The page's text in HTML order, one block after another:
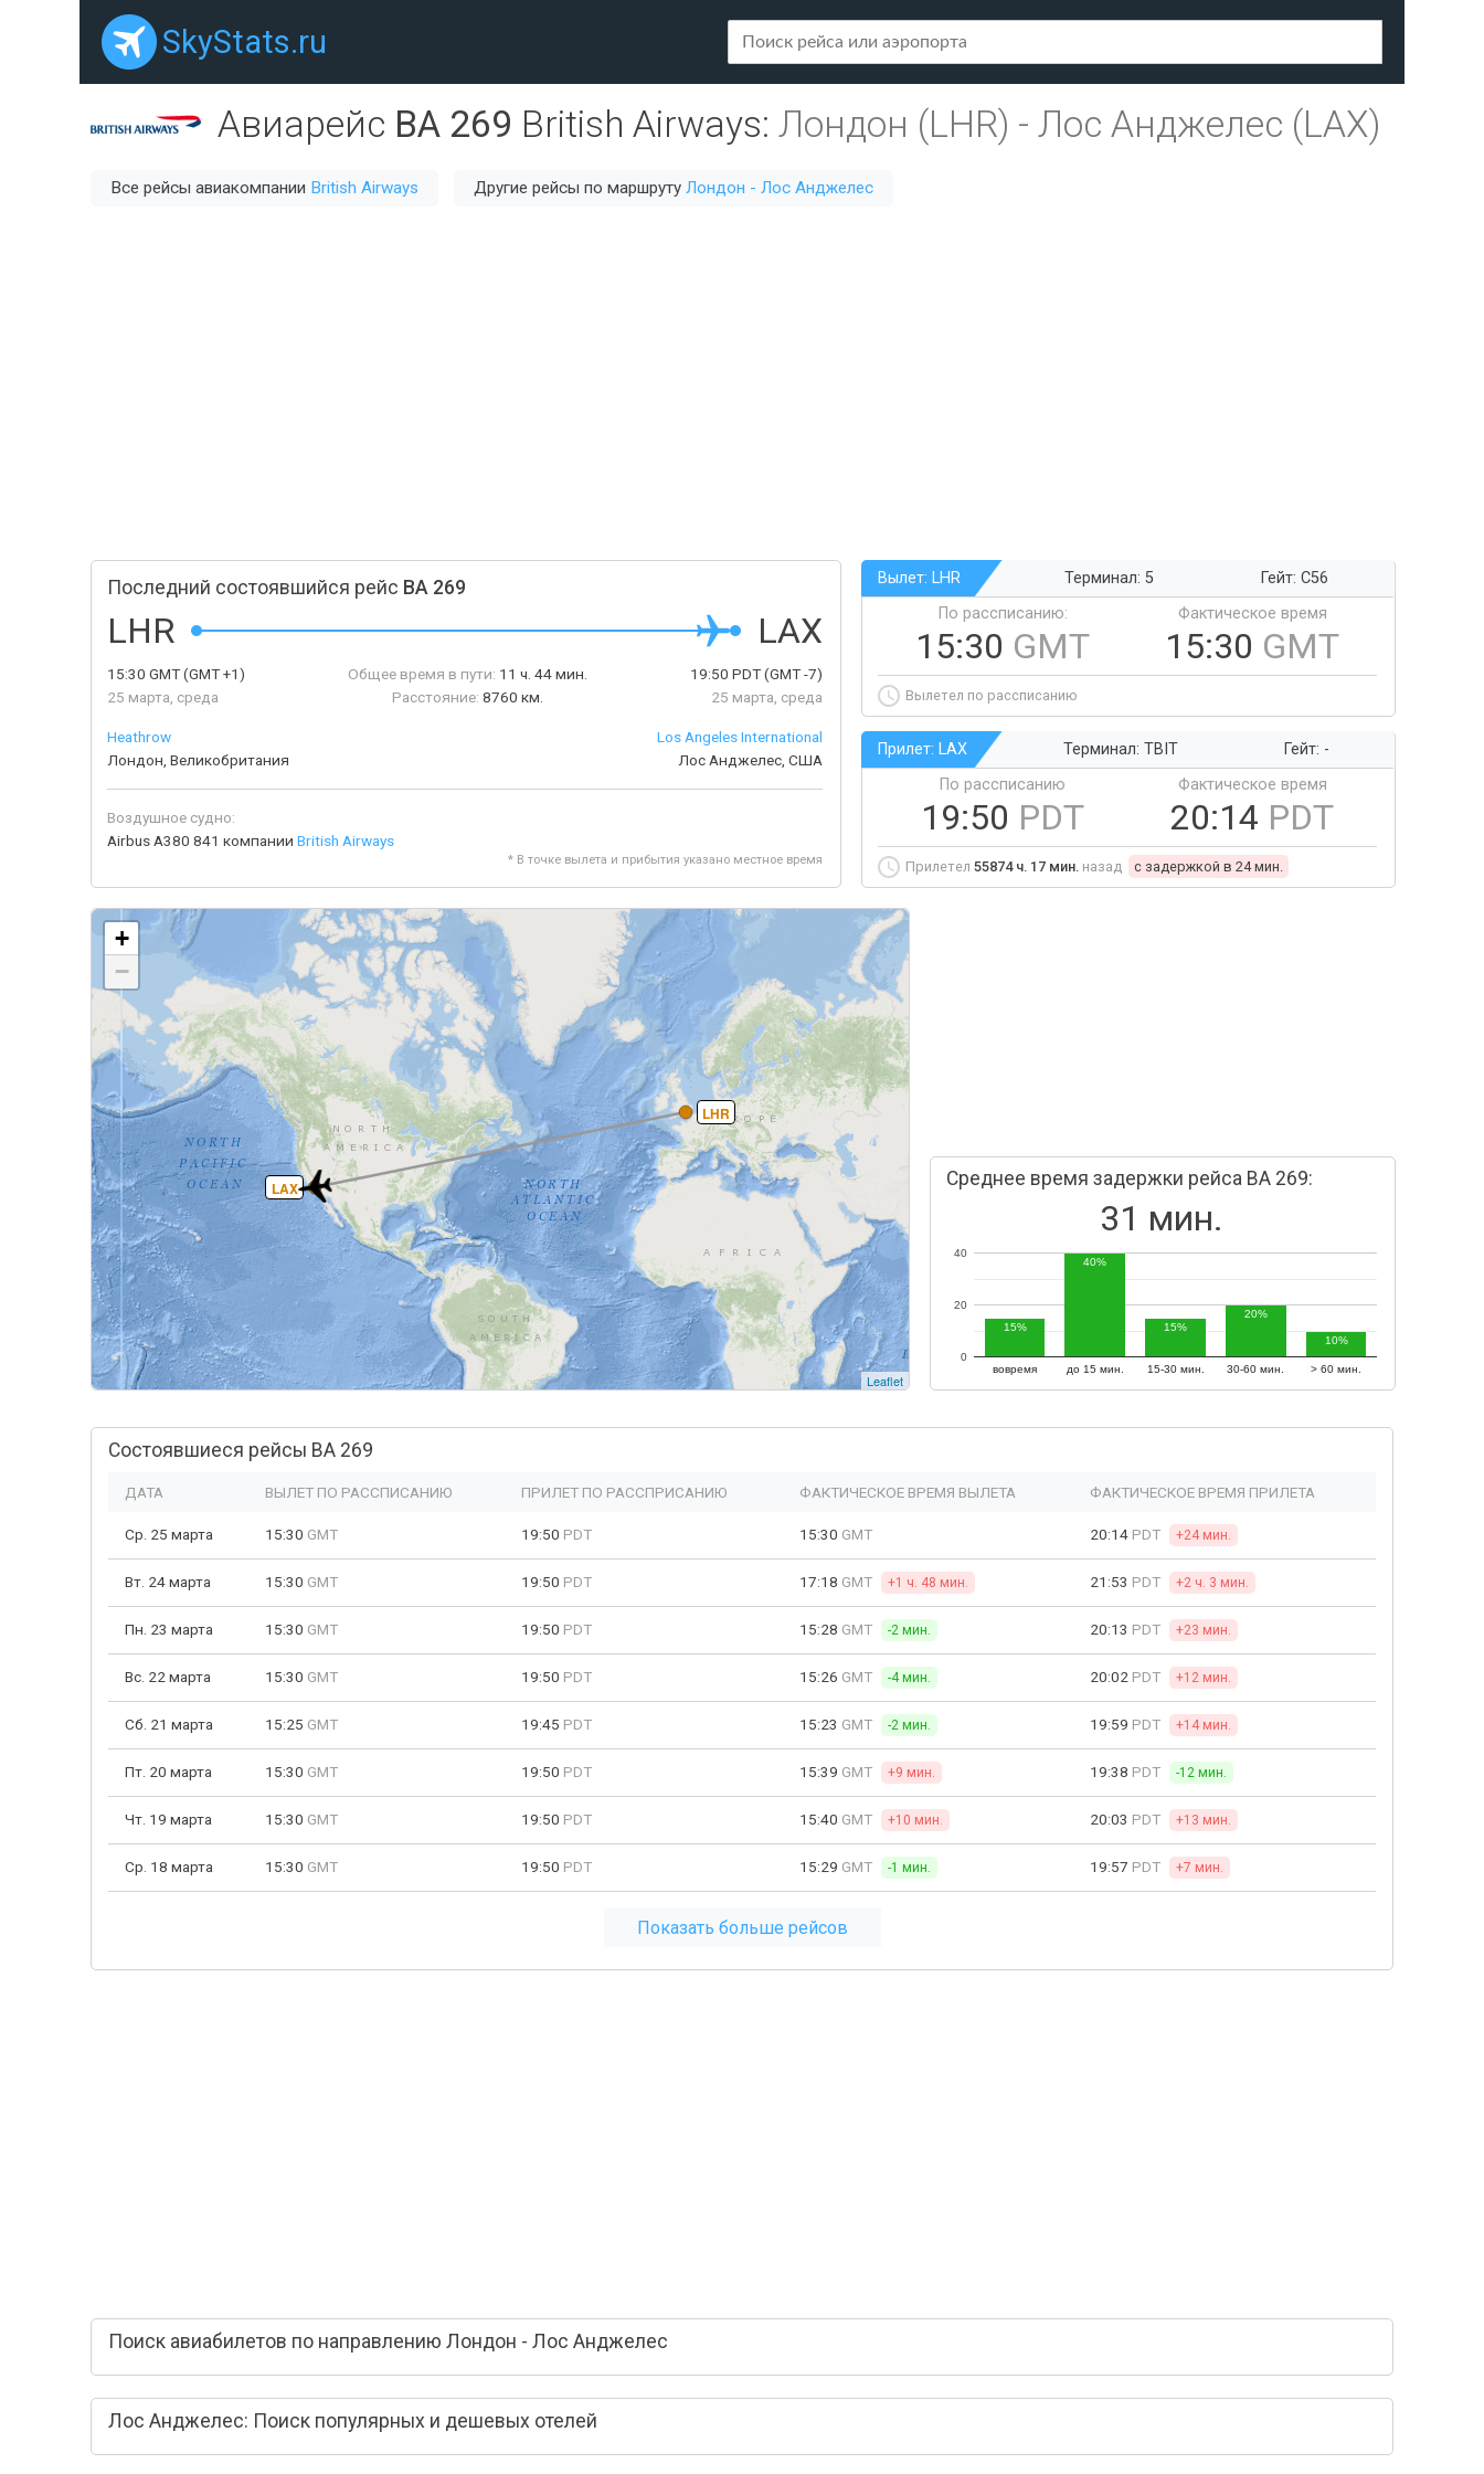
SkyStats.ru
Авиарейс BA 269 British Airways: Лондон (LHR) - Лос Анджелес (LAX)
Все рейсы авиакомпании British Airways Другие рейсы по маршруту Лондон - Лос Анджелес
Последний состоявшийся рейс BA 269
LHR LAX
15:30 GMT(GMT +1)
25 марта, среда
Общее время в пути: 11 ч. 44 мин.
Расстояние: 8760 км.
19:50 PDT(GMT -7)
25 марта, среда
Heathrow
Лондон, Великобритания
Los Angeles International
Лос Анджелес, США
Воздушное судно:
Airbus A380 841 компании British Airways
* В точке вылета и прибытия указано местное время
Вылет: LHR Терминал: 5
Гейт: C56
По рассписанию:
15:30 GMT
Фактическое время
15:30 GMT
Вылетел по рассписанию
Прилет: LAX Терминал: TBIT
Гейт: -
По рассписанию
19:50 PDT
Фактическое время
20:14 PDT
Прилетел 55874 ч. 17 мин. назад c задержкой в 24 мин.
LHR
LAX
+
−
Leaflet
Среднее время задержки рейса BA 269:
31 мин.
вовремя до 15 мин. 15-30 мин. 30-60 мин. > 60 мин.
0
20
40
15%
40%
15%
20%
10%
Состоявшиеся рейсы BA 269
ДАТА ВЫЛЕТ ПО РАССПИСАНИЮ ПРИЛЕТ ПО РАССПРИСАНИЮ ФАКТИЧЕСКОЕ ВРЕМЯ ВЫЛЕТА ФАКТИЧЕСКОЕ ВРЕМЯ ПРИЛЕТА
Ср. 25 марта 15:30 GMT 19:50 PDT 15:30 GMT 20:14 PDT +24 мин.
Вт. 24 марта 15:30 GMT 19:50 PDT 17:18 GMT +1 ч. 48 мин. 21:53 PDT +2 ч. 3 мин.
Пн. 23 марта 15:30 GMT 19:50 PDT 15:28 GMT -2 мин. 20:13 PDT +23 мин.
Вс. 22 марта 15:30 GMT 19:50 PDT 15:26 GMT -4 мин. 20:02 PDT +12 мин.
Сб. 21 марта 15:25 GMT 19:45 PDT 15:23 GMT -2 мин. 19:59 PDT +14 мин.
Пт. 20 марта 15:30 GMT 19:50 PDT 15:39 GMT +9 мин. 19:38 PDT -12 мин.
Чт. 19 марта 15:30 GMT 19:50 PDT 15:40 GMT +10 мин. 20:03 PDT +13 мин.
Ср. 18 марта 15:30 GMT 19:50 PDT 15:29 GMT -1 мин. 19:57 PDT +7 мин.
Показать больше рейсов
Поиск авиабилетов по направлению Лондон - Лос Анджелес
Лос Анджелес: Поиск популярных и дешевых отелей